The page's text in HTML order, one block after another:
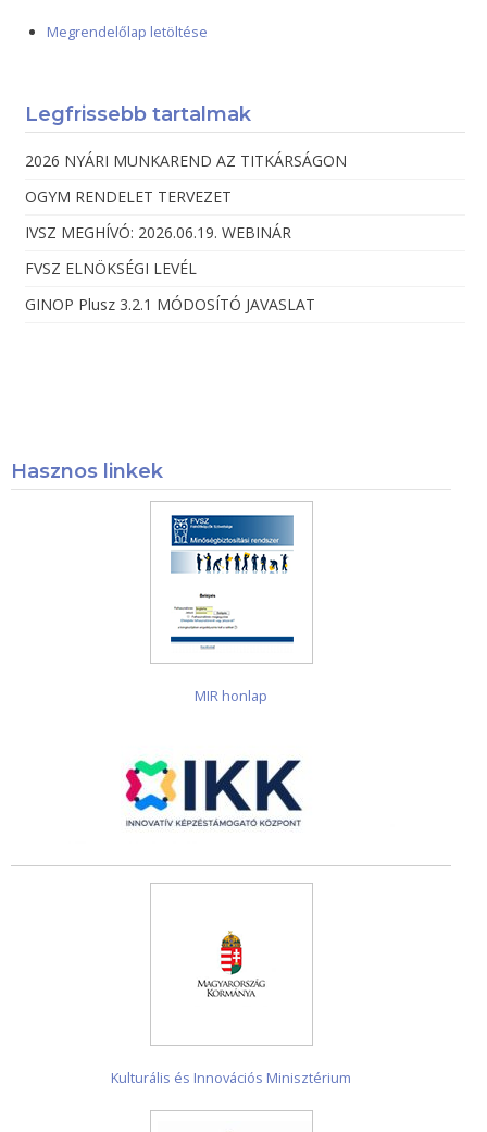
Megrendelőlap letöltése
Legfrissebb tartalmak
2026 NYÁRI MUNKAREND AZ TITKÁRSÁGON
OGYM RENDELET TERVEZET
IVSZ MEGHÍVÓ: 2026.06.19. WEBINÁR
FVSZ ELNÖKSÉGI LEVÉL
GINOP Plusz 3.2.1 MÓDOSÍTÓ JAVASLAT
Hasznos linkek
MIR honlap
Kulturális és Innovációs Minisztérium